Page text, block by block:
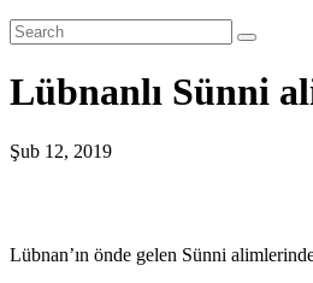
Lübnanlı Sünni
Şub 12, 2019
Lübnan’ın önde gelen Sünni